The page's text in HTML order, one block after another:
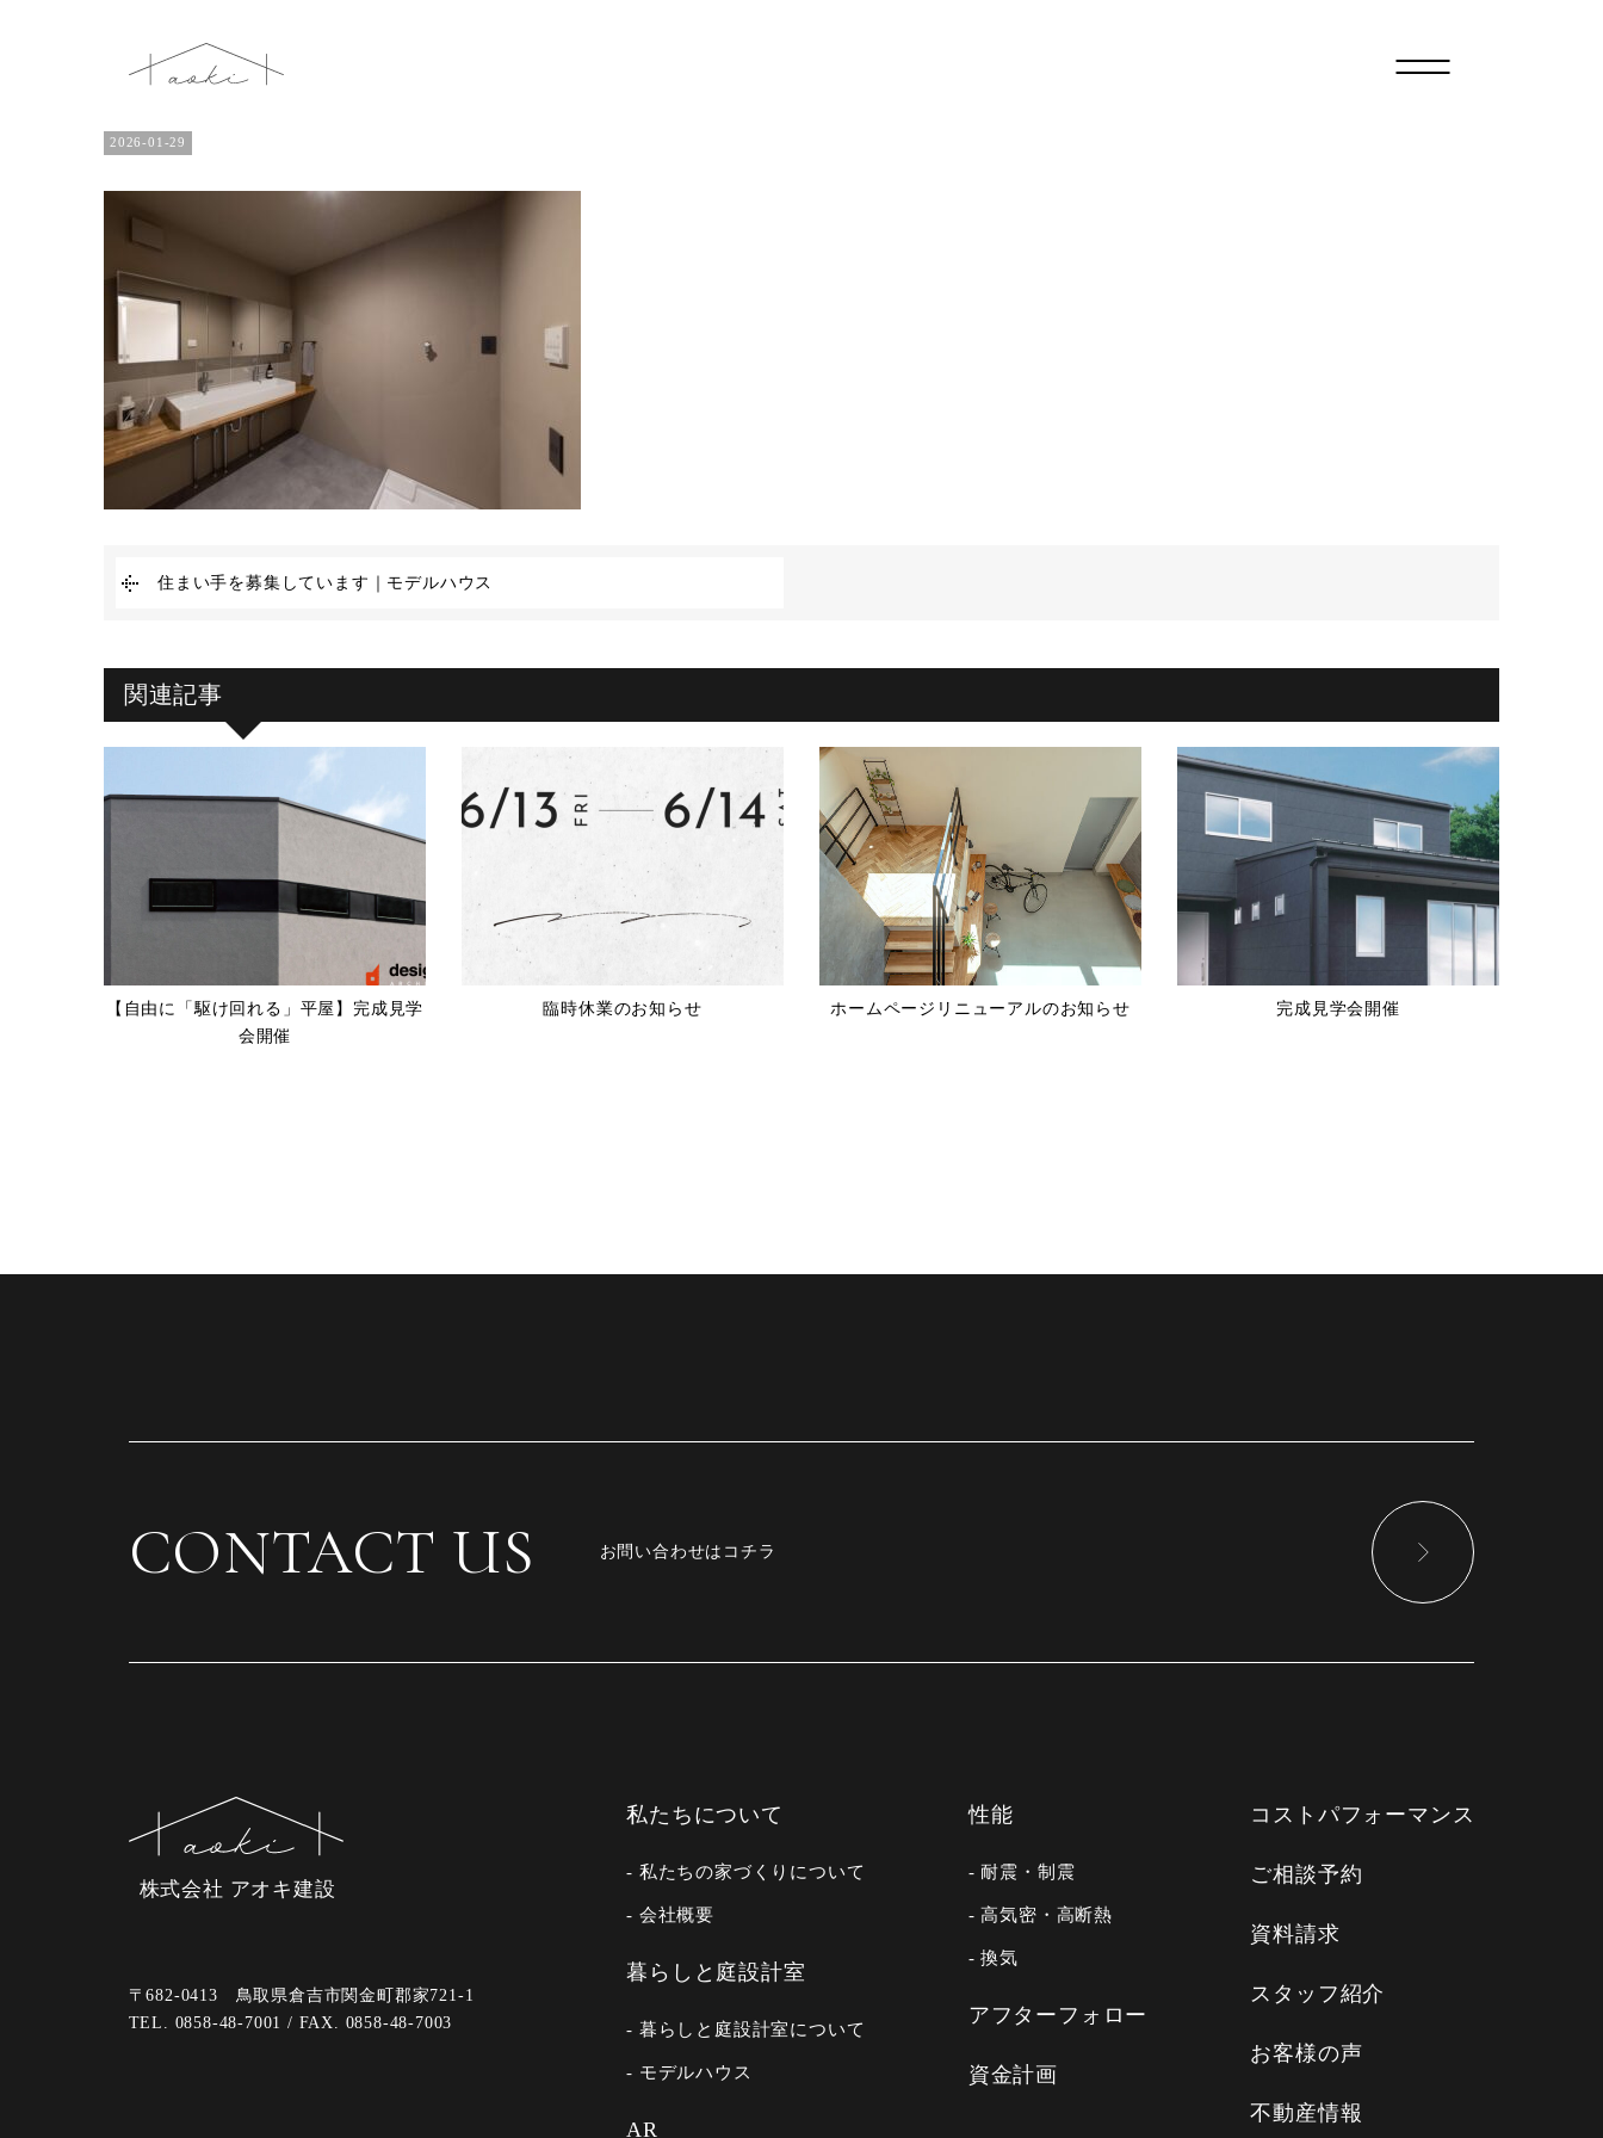
2026-01-29
住まい手を募集しています｜モデルハウス
関連記事
【自由に「駆け回れる」平屋】完成見学
会開催
臨時休業のお知らせ ホームページリニューアルのお知らせ 完成見学会開催
CONTACT US お問い合わせはコチラ
株式会社 アオキ建設
〒682-0413 鳥取県倉吉市関金町郡家721-1
TEL. 0858-48-7001 / FAX. 0858-48-7003
私たちについて
- 私たちの家づくりについて
- 会社概要
暮らしと庭設計室
- 暮らしと庭設計室について
- モデルハウス
AR
性能
- 耐震・制震
- 高気密・高断熱
- 換気
アフターフォロー
資金計画
コストパフォーマンス
ご相談予約
資料請求
スタッフ紹介
お客様の声
不動産情報